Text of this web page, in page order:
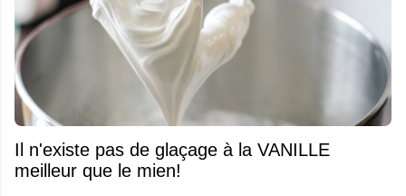
Il n'existe pas de glaçage à la VANILLE
meilleur que le mien!